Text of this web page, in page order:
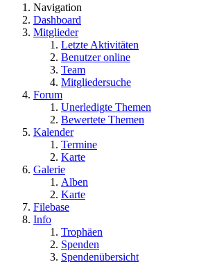
Navigation
Dashboard
Mitglieder
Letzte Aktivitäten
Benutzer online
Team
Mitgliedersuche
Forum
Unerledigte Themen
Bewertete Themen
Kalender
Termine
Karte
Galerie
Alben
Karte
Filebase
Info
Trophäen
Spenden
Spendenübersicht